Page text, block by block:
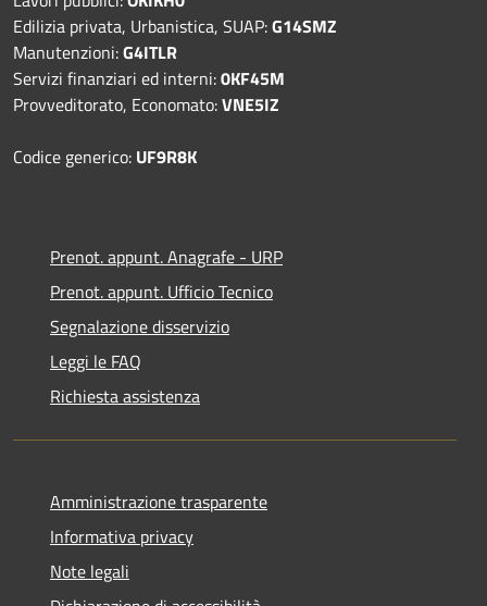
Edilizia privata, Urbanistica, SUAP:G14SMZ
Manutenzioni:G4ITLR
Servizi finanziari ed interni:0KF45M
Provveditorato, Economato:VNE5IZ
Codice generico: UF9R8K
Prenot. appunt. Anagrafe - URP
Prenot. appunt. Ufficio Tecnico
Segnalazione disservizio
Leggi le FAQ
Richiesta assistenza
Amministrazione trasparente
Informativa privacy
Note legali